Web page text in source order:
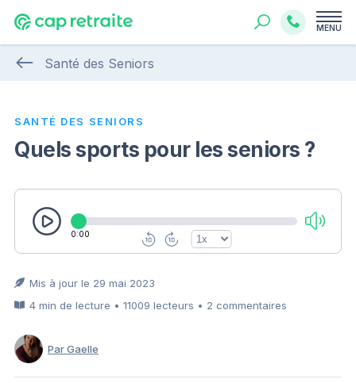
MENU
Santé des Seniors
SANTÉ DES SENIORS
Quels sports pour les seniors ?
0:00
Mis à jour le 29 mai 2023
4 min de lecture • 11009 lecteurs • 2 commentaires
Par Gaelle